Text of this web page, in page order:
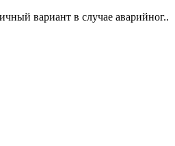
вариант в случае аварийног..